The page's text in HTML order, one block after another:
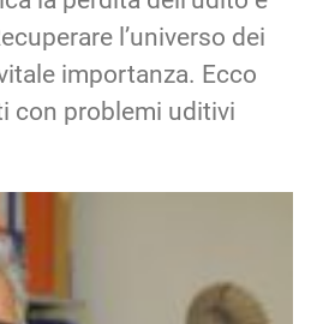
l’universo dei
importanza. Ecco
con problemi uditivi